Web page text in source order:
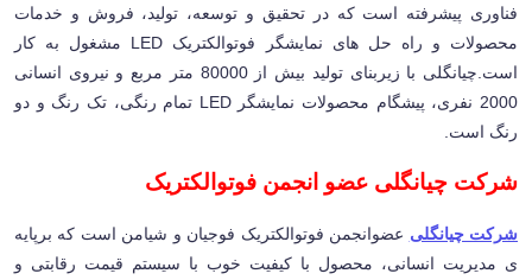
فناوری پیشرفته است که در تحقیق و توسعه، تولید، فروش و خدمات
محصولات و راه حل های نمایشگر فوتوالکتریک LED مشغول به کار
است.چیانگلی با زیربنای تولید بیش از 80000 متر مربع و نیروی انسانی
2000 نفری، پیشگام محصولات نمایشگر LED تمام رنگی، تک رنگ و دو
رنگ است.
شرکت چیانگلی عضو انجمن فوتوالکتریک
شرکت چیانگلی عضوانجمن فوتوالکتریک فوجیان و شیامن است که برپایه
ی مدیریت انسانی، محصول با کیفیت خوب با سیستم قیمت رقابتی و